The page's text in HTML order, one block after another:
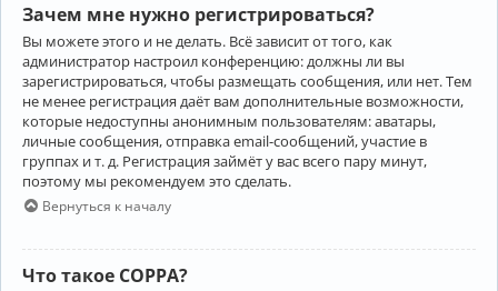
Зачем мне нужно регистрироваться?
Вы можете этого и не делать. Всё зависит от того, как
администратор настроил конференцию: должны ли вы
зарегистрироваться, чтобы размещать сообщения, или нет. Тем
не менее регистрация даёт вам дополнительные возможности,
которые недоступны анонимным пользователям: аватары,
личные сообщения, отправка email-сообщений, участие в
группах и т. д. Регистрация займёт у вас всего пару минут,
поэтому мы рекомендуем это сделать.
Вернуться к началу
Что такое COPPA?